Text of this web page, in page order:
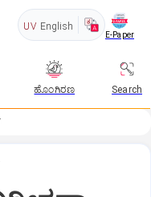
UV English
E-Paper
ಹೊಂಗಿರಣ Search